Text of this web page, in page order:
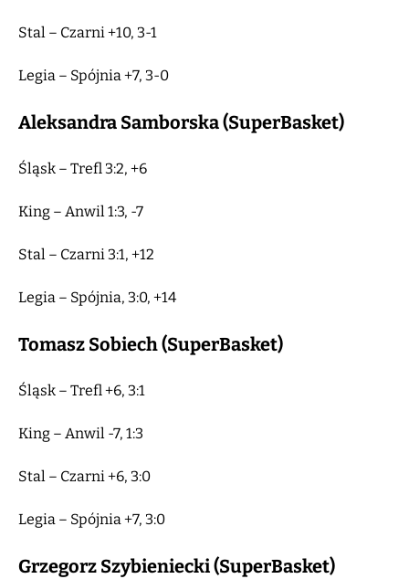
Stal – Czarni +10, 3-1
Legia – Spójnia +7, 3-0
Aleksandra Samborska (SuperBasket)
Śląsk – Trefl 3:2, +6
King – Anwil 1:3, -7
Stal – Czarni 3:1, +12
Legia – Spójnia, 3:0, +14
Tomasz Sobiech (SuperBasket)
Śląsk – Trefl +6, 3:1
King – Anwil -7, 1:3
Stal – Czarni +6, 3:0
Legia – Spójnia +7, 3:0
Grzegorz Szybieniecki (SuperBasket)